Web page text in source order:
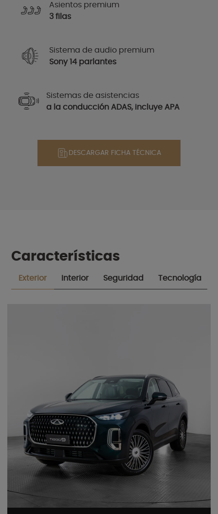
Asientos premium
3 filas
Sistema de audio premium
Sony 14 parlantes
Sistemas de asistencias
a la conducción ADAS, incluye APA
DESCARGAR FICHA TÉCNICA
Características
Exterior Interior Seguridad Tecnología